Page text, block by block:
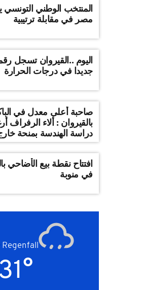
المنتخب الوطني التونسي
مصر في مقابلة ترتيبية
اليوم ..القيروان تسجل
جديدا في درجات الحرارة
صاحبة أعلى معدل في
بالقيروان : ألاء الرفراف
دراسة الهندسة بمنحة
افتتاح نقطة بيع الأضاحي
في منوبة